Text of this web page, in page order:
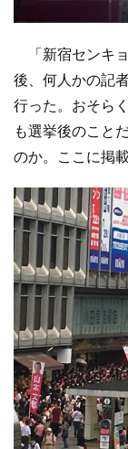
「新宿センキ
後、何人かの記
行った。おそら
も選挙後のこと
のか。ここに掲載